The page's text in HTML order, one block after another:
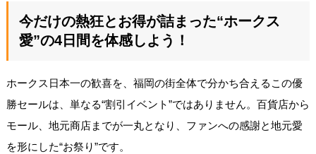
今だけの熱狂とお得が詰まった“ホークス
愛”の4日間を体感しよう！
ホークス日本一の歓喜を、福岡の街全体で分かち合えるこの優
勝セールは、単なる“割引イベント”ではありません。百貨店から
モール、地元商店までが一丸となり、ファンへの感謝と地元愛
を形にした“お祭り”です。